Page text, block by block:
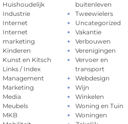
Huishoudelijk
Industrie
Internet
Internet
marketing
Kinderen
Kunst en Kitsch
Links / Index
Management
Marketing
Media
Meubels
MKB
buitenleven
Tweewielers
Uncategorized
Vakantie
Verbouwen
Verenigingen
Vervoer en
transport
Webdesign
Wijn
Winkelen
Woning en Tuin
Woningen